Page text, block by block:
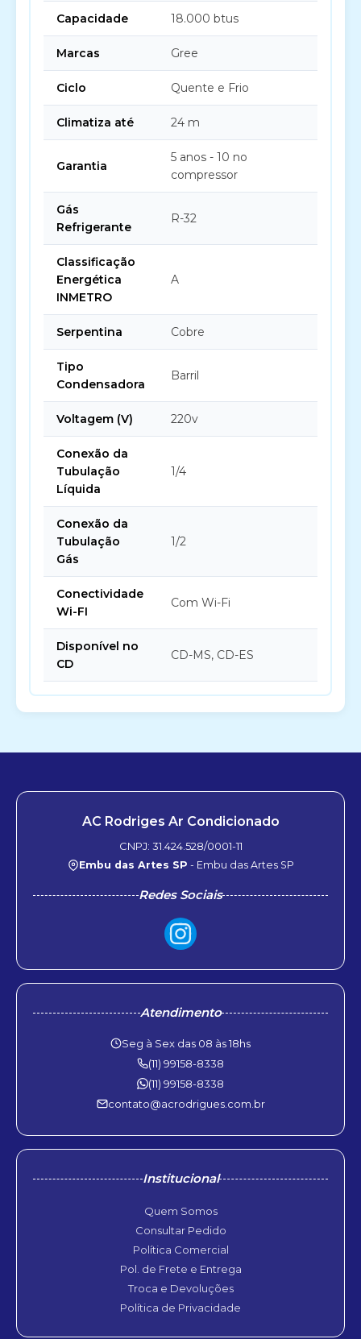
Capacidade 18.000 btus
Marcas Gree
Ciclo Quente e Frio
Climatiza até 24 m
Garantia
5 anos - 10 no
compressor
Gás
Refrigerante
R-32
Classificação
Energética
INMETRO
A
Serpentina Cobre
Tipo
Condensadora
Barril
Voltagem (V) 220v
Conexão da
Tubulação
Líquida
1/4
Conexão da
Tubulação
Gás
1/2
Conectividade
Wi-FI
Com Wi-Fi
Disponível no
CD
CD-MS, CD-ES
AC Rodriges Ar Condicionado
CNPJ: 31.424.528/0001-11
Embu das Artes SP - Embu das Artes SP
Redes Sociais
Atendimento
Seg à Sex das 08 às 18hs
(11) 99158-8338
(11) 99158-8338
contato@acrodrigues.com.br
Institucional
Quem Somos
Consultar Pedido
Política Comercial
Pol. de Frete e Entrega
Troca e Devoluções
Política de Privacidade